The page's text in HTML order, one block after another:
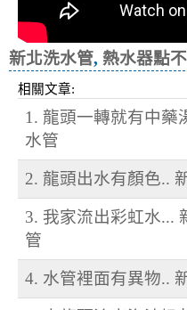
新北洗水管, 熱水器點
相關文章:
1. 龍頭一轉就有中藥
水管
2. 龍頭出水有顏色..
3. 我家流出彩虹水...
管
4. 水管裡面有異物..